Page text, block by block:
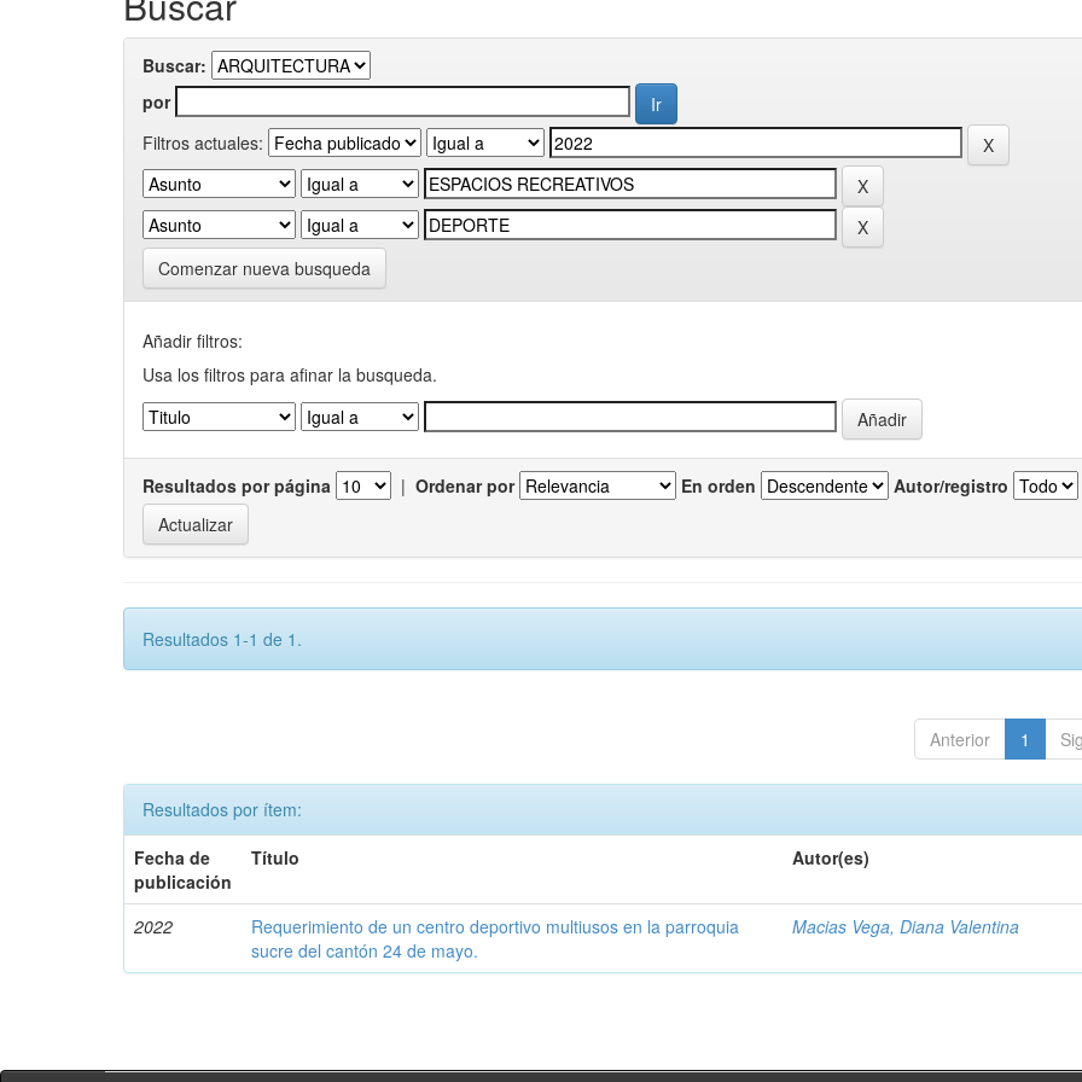
Buscar:
por
Filtros actuales:
Comenzar nueva busqueda
Añadir filtros:
Usa los filtros para afinar la busqueda.
Resultados por página | Ordenar por En orden Autor/registro
Resultados 1-1 de 1.
Anterior 1
Resultados por ítem:
Fecha de
publicación
Título Autor(es)
2022
Requerimiento de un centro deportivo multiusos en la parroquia
sucre del cantón 24 de mayo.
Macias Vega, Diana Valentina